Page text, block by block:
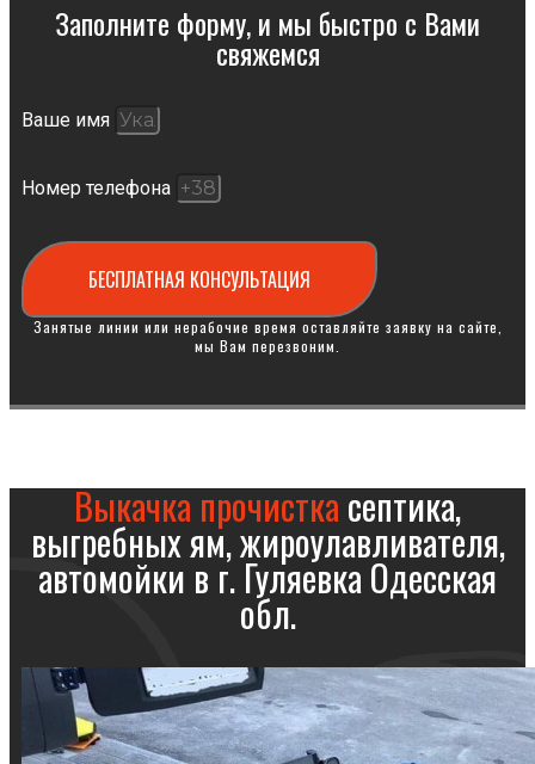
Заполните форму, и мы быстро с Вами
свяжемся​
Ваше имя
Номер телефона
БЕСПЛАТНАЯ КОНСУЛЬТАЦИЯ
Занятые линии или нерабочие время оставляйте заявку на сайте,
мы Вам перезвоним.
Выкачка прочисткасептика,
выгребных ям, жироулавливателя,
автомойки в г. Гуляевка Одесская
обл.